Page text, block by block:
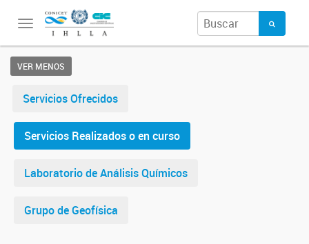
Toggle
navigation
VER MENOS
Servicios Ofrecidos
Servicios Realizados o en curso
Laboratorio de Análisis Químicos
Grupo de Geofísica